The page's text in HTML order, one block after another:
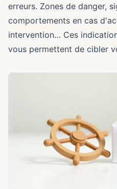
erreurs. Zones de danger,
comportements en cas
intervention… Ces
vous permettent de cibler